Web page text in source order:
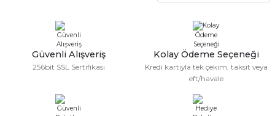
Güvenli Alışveriş
256bit SSL Sertifikası
Kolay Ödeme Seçeneği
Kredi kartıyla tek çekim, taksit veya
eft/havale